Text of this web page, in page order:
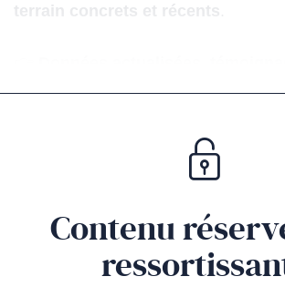
terrain concrets et récents
leur présence sur le marché
Contenu